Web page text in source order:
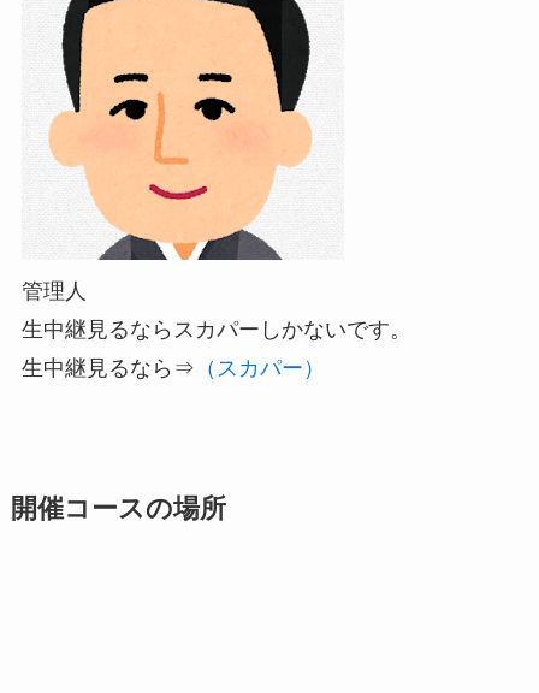
管理人
生中継見るなら スカパーしかないです。
生中継見るなら⇒ （スカパー）
開催コースの場所